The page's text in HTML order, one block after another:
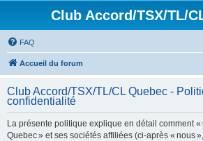
Club Accord/TSX/TL/
FAQ
Accueil du forum
Club Accord/TSX/TL/CL Quebec -
confidentialité
La présente politique explique en détail comment «
Quebec » et ses sociétés affiliées (ci-après « nous